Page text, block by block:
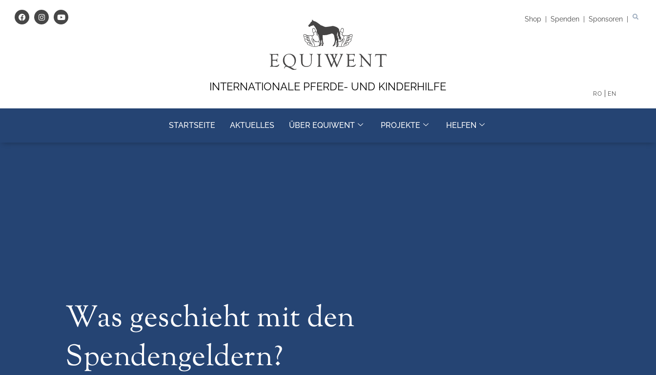
Shop Spenden Sponsoren
INTERNATIONALE PFERDE- UND KINDERHILFE
RO EN
STARTSEITE AKTUELLES ÜBER EQUIWENT PROJEKTE HELFEN
Was geschieht mit den
Spendengeldern?